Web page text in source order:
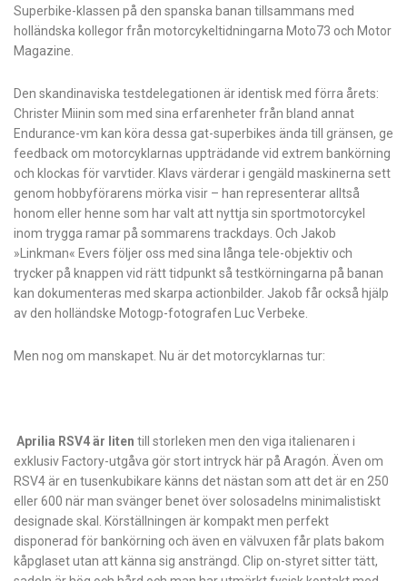
Superbike-klassen på den spanska banan tillsammans med
holländska kollegor från motorcykeltidningarna­ Moto73 och Motor
Magazine.
Den skandinaviska testdelegationen är identisk med förra årets:
Christer Miinin som med sina erfarenheter från bland annat
Endurance-vm kan köra dessa gat-superbikes ända till gränsen, ge
feedback om motorcyklarnas uppträdande vid extrem bankörning
och klockas för varvtider. Klavs värderar i gengäld maskinerna sett
genom hobbyförarens mörka visir – han representerar alltså
honom eller henne som har valt att nyttja sin sportmotorcykel
inom trygga ramar på sommarens trackdays. Och Jakob
»Linkman« Evers följer oss med sina långa tele-objektiv och
trycker på knappen vid rätt tidpunkt så testkörningarna på banan
kan dokumenteras med skarpa actionbilder. Jakob får också hjälp
av den holländske Motogp-fotografen Luc Verbeke.
Men nog om manskapet. Nu är det motorcyklarnas tur:
Aprilia RSV4 är liten till storleken men den viga italienaren i
exklusiv Factory-utgåva gör stort intryck här på Aragón. Även om
RSV4 är en tusenkubikare känns det nästan som att det är en 250
eller 600 när man svänger benet över solosadelns minimalistiskt
designade skal. Körställningen är kompakt men perfekt
disponerad för bankörning och även en välvuxen får plats bakom
kåpglaset utan att känna sig ansträngd. Clip on-styret sitter tätt,